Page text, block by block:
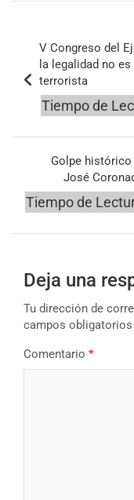
entradas
V Congreso del
la legalidad no
terrorista
Golpe histórico
José
Deja una
Tu dirección de
campos
Comentario *